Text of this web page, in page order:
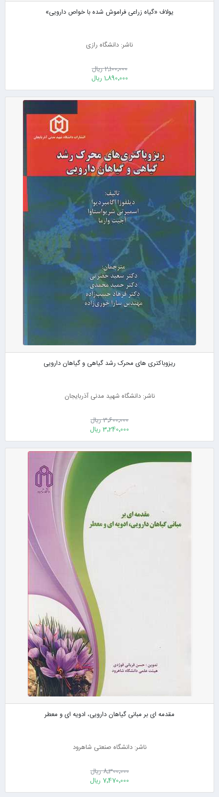
یولاف «گیاه زراعی فراموش شده با خواص دارویی»
ناشر: دانشگاه رازی
2٬100٬000 ریال
1٬890٬000 ریال
ریزوباکتری های محرک رشد گیاهی و گیاهان دارویی
ناشر: دانشگاه شهید مدنی آذربایجان
3٬600٬000 ریال
3٬240٬000 ریال
مقدمه ای بر مبانی گیاهان دارویی، ادویه ای و معطر
ناشر: دانشگاه صنعتی شاهرود
8٬300٬000 ریال
7٬470٬000 ریال